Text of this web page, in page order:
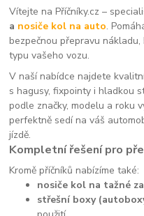
Vítejte na Příčníky.cz –
a nosiče kol na auto.
bezpečnou přepravu
typu vašeho vozu.
V naší nabídce najdete
s hagusy, fixpointy i hladkou
podle značky, modelu a roku
perfektně sedí na váš
jízdě.
Kompletní řešení pro
Kromě příčníků nabízíme také:
nosiče kol na tažné
střešní boxy